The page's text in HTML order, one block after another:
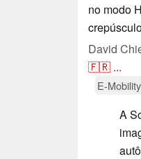
no modo
David
🇫🇷 ...
E-Mobility
A